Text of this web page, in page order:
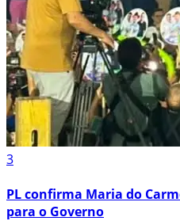
3
PL confirma Maria do
para o Governo